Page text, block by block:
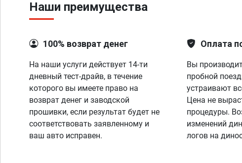
Наши преимущества
100% возврат денег
На наши услуги действует 14-ти
дневный тест-драйв, в течение
которого вы имеете право на
возврат денег и заводской
прошивки, если результат будет не
соответствовать заявленному и
ваш авто исправен.
Оплата
Вы
пробной
устраивают
Цена не
процедуры.
изменений
логов на